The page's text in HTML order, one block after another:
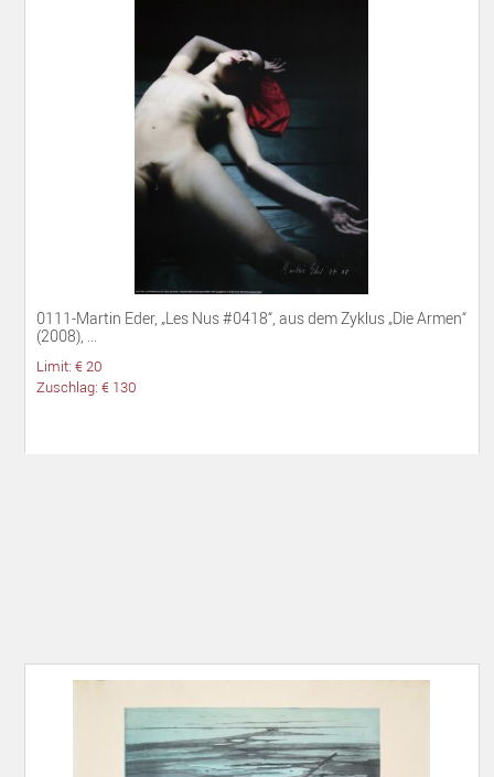
0111-Martin Eder, „Les Nus #0418“, aus dem Zyklus „Die Armen“
(2008), ...
Limit: € 20
Zuschlag: € 130